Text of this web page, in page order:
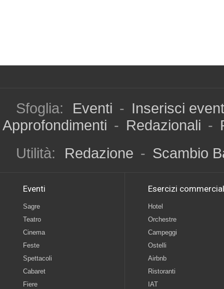
Sfoglia: Eventi - Inserisci
Approfondimenti - Redazionali -
Utilità:
Redazione - Scambio
Eventi
Sagre
Teatro
Cinema
Feste
Spettacoli
Cabaret
Fiere
Esercizi
Hotel
Orchestre
Campeggi
Ostelli
Airbnb
Ristoranti
IAT